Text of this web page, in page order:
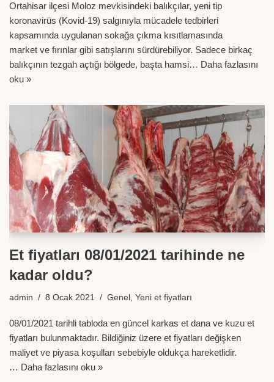
Ortahisar ilçesi Moloz mevkisindeki balıkçılar, yeni tip
koronavirüs (Kovid-19) salgınıyla mücadele tedbirleri
kapsamında uygulanan sokağa çıkma kısıtlamasında
market ve fırınlar gibi satışlarını sürdürebiliyor. Sadece birkaç
balıkçının tezgah açtığı bölgede, başta hamsi… Daha fazlasını
oku »
Et fiyatları 08/01/2021 tarihinde ne
kadar oldu?
admin 8 Ocak 2021 Genel , Yeni et fiyatları
08/01/2021 tarihli tabloda en güncel karkas et dana ve kuzu et
fiyatları bulunmaktadır. Bildiğiniz üzere et fiyatları değişken
maliyet ve piyasa koşulları sebebiyle oldukça hareketlidir.
… Daha fazlasını oku »